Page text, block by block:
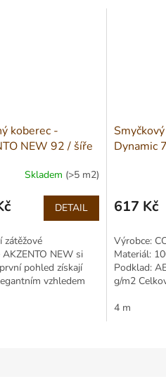
koberec -
NEW 92 / šíře
Skladem (>5 m2)
DETAIL
zátěžové
AKZENTO NEW si
pohled získají
vzhledem
provedení
Dynamic
617 Kč
Výrobce:
Materiál:
Podklad:
g/m2
4 m